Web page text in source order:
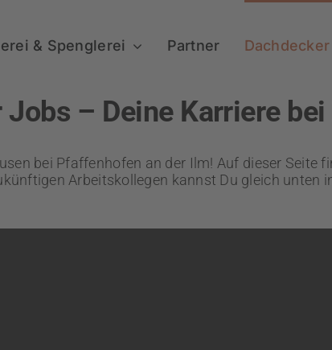
& Spenglerei Partner
– Deine Karriere
bei Pfaffenhofen an der Ilm! Auf dieser Seite
Arbeitskollegen kannst Du gleich unten